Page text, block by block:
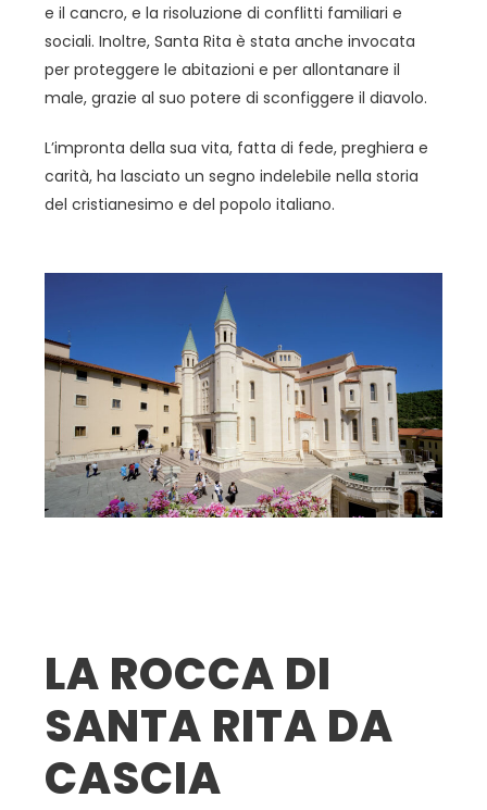
e il cancro, e la risoluzione di conflitti familiari e
sociali. Inoltre, Santa Rita è stata anche invocata
per proteggere le abitazioni e per allontanare il
male, grazie al suo potere di sconfiggere il diavolo.
L’impronta della sua vita, fatta di fede, preghiera e
carità, ha lasciato un segno indelebile nella storia
del cristianesimo e del popolo italiano.
LA ROCCA DI
SANTA RITA DA
CASCIA